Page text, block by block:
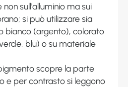
sull'alluminio ma sui
si può utilizzare sia
bianco (argento), colorato
blu) o su materiale
scopre la parte
e per contrasto si leggono